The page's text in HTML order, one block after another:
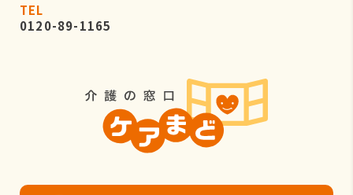
TEL
0120-89-1165